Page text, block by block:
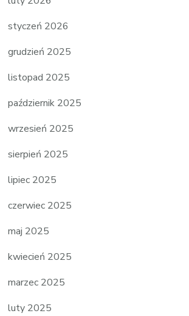
styczeń 2026
grudzień 2025
listopad 2025
październik 2025
wrzesień 2025
sierpień 2025
lipiec 2025
czerwiec 2025
maj 2025
kwiecień 2025
marzec 2025
luty 2025